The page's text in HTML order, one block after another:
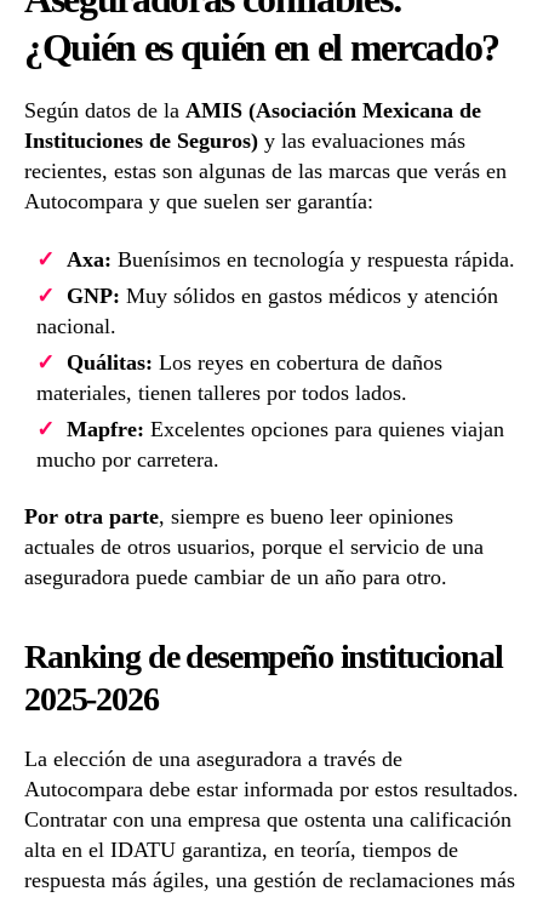
¿Quién es quién en el mercado?
Según datos de la AMIS (Asociación Mexicana de
Instituciones de Seguros) y las evaluaciones más
recientes, estas son algunas de las marcas que verás en
Autocompara y que suelen ser garantía:
Axa: Buenísimos en tecnología y respuesta rápida.
GNP: Muy sólidos en gastos médicos y atención
nacional.
Quálitas: Los reyes en cobertura de daños
materiales, tienen talleres por todos lados.
Mapfre: Excelentes opciones para quienes viajan
mucho por carretera.
Por otra parte, siempre es bueno leer opiniones
actuales de otros usuarios, porque el servicio de una
aseguradora puede cambiar de un año para otro.
Ranking de desempeño institucional
2025-2026
La elección de una aseguradora a través de
Autocompara debe estar informada por estos resultados.
Contratar con una empresa que ostenta una calificación
alta en el IDATU garantiza, en teoría, tiempos de
respuesta más ágiles, una gestión de reclamaciones más